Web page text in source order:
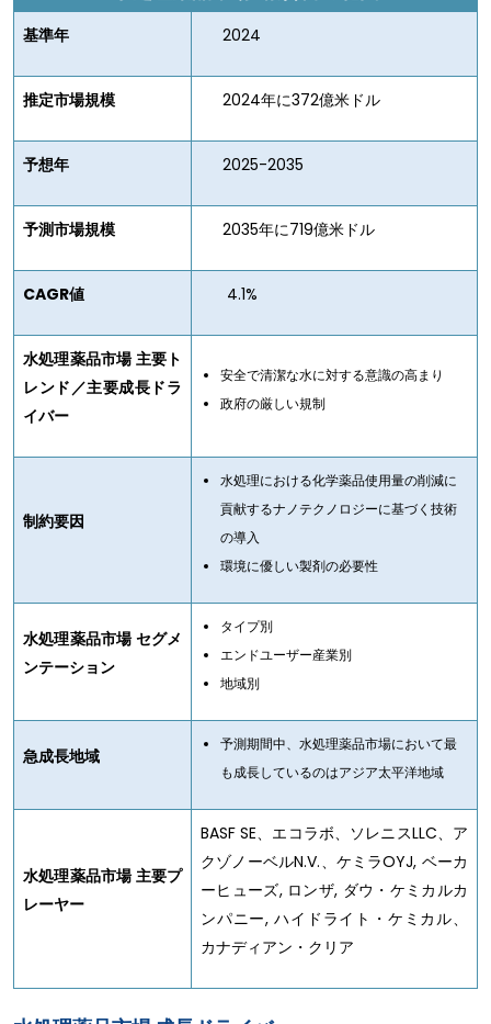
基準年 2024
推定市場規模 2024年に372億米ドル
予想年 2025-2035
予測市場規模 2035年に719億米ドル
CAGR値 4.1%
水処理薬品市場 主要ト
レンド／主要成長ドラ
イバー
安全で清潔な水に対する意識の高まり
政府の厳しい規制
制約要因
水処理における化学薬品使用量の削減に
貢献するナノテクノロジーに基づく技術
の導入
環境に優しい製剤の必要性
水処理薬品市場 セグメ
ンテーション
タイプ別
エンドユーザー産業別
地域別
急成長地域
予測期間中、水処理薬品市場において最
も成長しているのはアジア太平洋地域
水処理薬品市場 主要プ
レーヤー
BASF SE、エコラボ、ソレニスLLC、ア
クゾノーベルN.V.、ケミラOYJ, ベーカ
ーヒューズ, ロンザ, ダウ・ケミカルカ
ンパニー, ハイドライト・ケミカル、
カナディアン・クリア